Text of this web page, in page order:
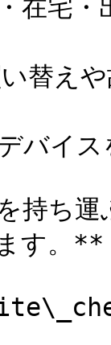
在宅・
替え
バイス
持ち運
す。**